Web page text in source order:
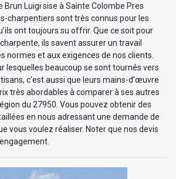
Luigi sise à Sainte Colombe Pres
charpentiers sont très connus pour les
ont toujours su offrir. Que ce soit pour
ils savent assurer un travail
normes et aux exigences de nos clients.
lesquelles beaucoup se sont tournés vers
c’est aussi que leurs mains-d’œuvre
très abordables à comparer à ses autres
du 27950. Vous pouvez obtenir des
en nous adressant une demande de
vous voulez réaliser. Noter que nos devis